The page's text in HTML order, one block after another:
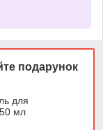
подарунок
для
мл